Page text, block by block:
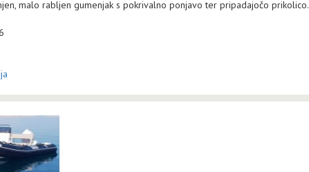
malo rabljen gumenjak s pokrivalno ponjavo ter pripadajočo prikolico.